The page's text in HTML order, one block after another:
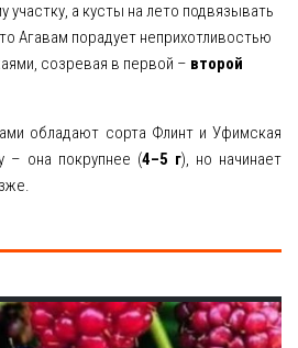
участку, а кусты на лето подвязывать
Агавам порадует неприхотливостью
созревая в первой – второй
обладают сорта Флинт и Уфимская
– она покрупнее (4–5 г), но начинает